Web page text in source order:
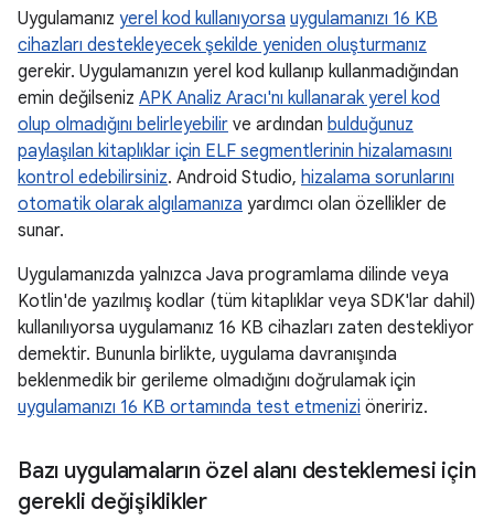
Uygulamanız yerel kod kullanıyorsa uygulamanızı 16 KB
cihazları destekleyecek şekilde yeniden oluşturmanız
gerekir. Uygulamanızın yerel kod kullanıp kullanmadığından
emin değilseniz APK Analiz Aracı'nı kullanarak yerel kod
olup olmadığını belirleyebilir ve ardından bulduğunuz
paylaşılan kitaplıklar için ELF segmentlerinin hizalamasını
kontrol edebilirsiniz. Android Studio, hizalama sorunlarını
otomatik olarak algılamanıza yardımcı olan özellikler de
sunar.
Uygulamanızda yalnızca Java programlama dilinde veya
Kotlin'de yazılmış kodlar (tüm kitaplıklar veya SDK'lar dahil)
kullanılıyorsa uygulamanız 16 KB cihazları zaten destekliyor
demektir. Bununla birlikte, uygulama davranışında
beklenmedik bir gerileme olmadığını doğrulamak için
uygulamanızı 16 KB ortamında test etmenizi öneririz.
Bazı uygulamaların özel alanı desteklemesi için
gerekli değişiklikler